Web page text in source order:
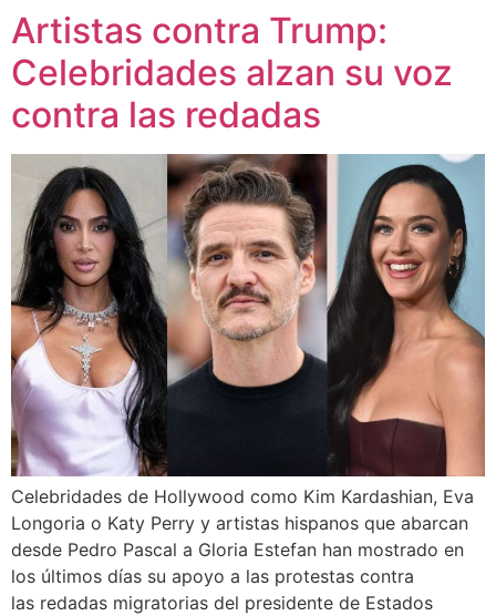
Artistas contra Trump:
Celebridades alzan su voz
contra las redadas
Celebridades de Hollywood como Kim Kardashian, Eva
Longoria o Katy Perry y artistas hispanos que abarcan
desde Pedro Pascal a Gloria Estefan han mostrado en
los últimos días su apoyo a las protestas contra
las redadas migratorias del presidente de Estados